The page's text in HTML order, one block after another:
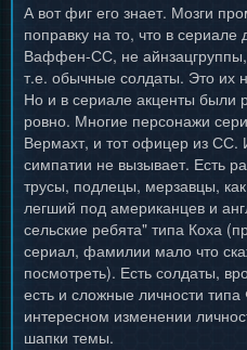
А вот фиг его знает. Мозги
поправку на то, что в сериале
Ваффен-СС, не
т.е. обычные солдаты. Это их
Но и в сериале акценты были
ровно. Многие персонажи
Вермахт, и тот офицер из СС.
симпатии не вызывает. Есть
трусы, подлецы, мерзавцы,
легший под американцев и
сельские ребята" типа Коха
сериал, фамилии мало что
посмотреть). Есть солдаты,
есть и сложные личности
интересном изменении
шапки темы.